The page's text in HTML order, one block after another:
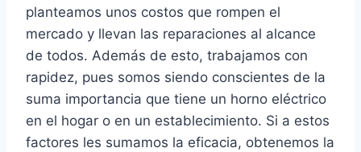
planteamos unos costos que rompen el
mercado y llevan las reparaciones al alcance
de todos. Además de esto, trabajamos con
rapidez, pues somos siendo conscientes de la
suma importancia que tiene un horno eléctrico
en el hogar o en un establecimiento. Si a estos
factores les sumamos la eficacia, obtenemos la